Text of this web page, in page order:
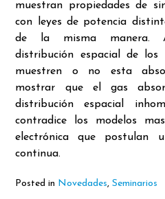
muestran propiedades de
con leyes de potencia
de la misma manera.
distribución espacial de
muestren o no esta
mostrar que el gas
distribución espacial
contradice los modelos
electrónica que postulan
continua.
Posted in Novedades,Seminarios